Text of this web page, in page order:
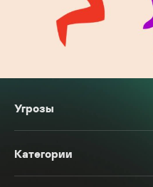
Угрозы
Категории